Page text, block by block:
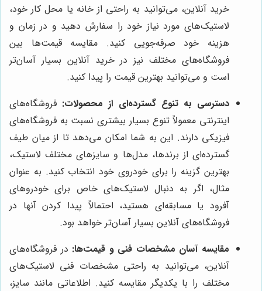
خرید آنلاین، می‌توانید به راحتی از خانه یا محل کار خود،
لاستیک‌های مورد نیاز خود را سفارش دهید و در زمان و
هزینه خود صرفه‌جویی کنید. مقایسه قیمت‌ها بین
فروشگاه‌های مختلف نیز در خرید آنلاین بسیار آسان‌تر
است و می‌توانید بهترین قیمت را پیدا کنید.
دسترسی به تنوع گسترده‌ای از محصولات: فروشگاه‌های
اینترنتی معمولاً تنوع بسیار بیشتری نسبت به فروشگاه‌های
فیزیکی دارند. این به شما امکان می‌دهد تا از میان طیف
گسترده‌ای از برندها، مدل‌ها و سایزهای مختلف لاستیک،
بهترین گزینه را برای خودروی خود انتخاب کنید. به عنوان
مثال، اگر به دنبال لاستیک‌های خاص برای خودروهای
آفرود یا مسابقه‌ای هستید، احتمالاً پیدا کردن آنها در
فروشگاه‌های آنلاین بسیار آسان‌تر خواهد بود.
مقایسه آسان مشخصات فنی و قیمت‌ها: در فروشگاه‌های
آنلاین، می‌توانید به راحتی مشخصات فنی لاستیک‌های
مختلف را با یکدیگر مقایسه کنید. اطلاعاتی مانند سایز،